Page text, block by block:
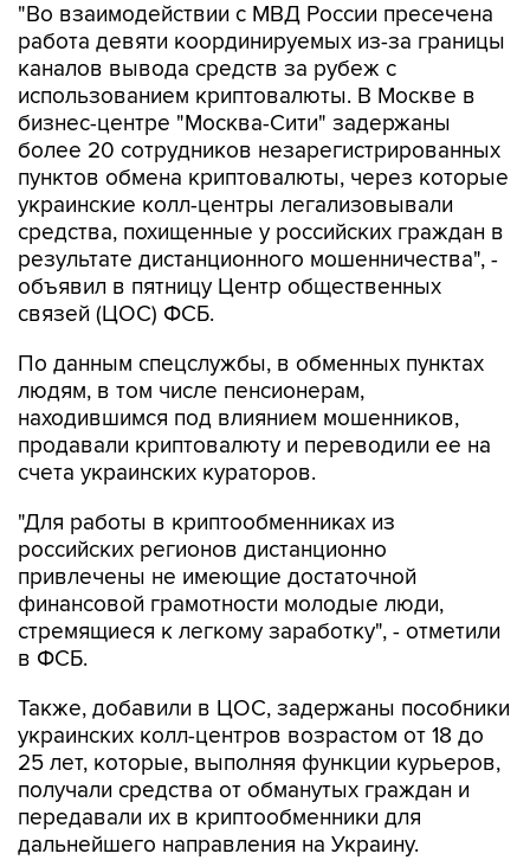
"Во взаимодействии с МВД России пресечена
работа девяти координируемых из-за границы
каналов вывода средств за рубеж с
использованием криптовалюты. В Москве в
бизнес-центре "Москва-Сити" задержаны
более 20 сотрудников незарегистрированных
пунктов обмена криптовалюты, через которые
украинские колл-центры легализовывали
средства, похищенные у российских граждан в
результате дистанционного мошенничества", -
объявил в пятницу Центр общественных
связей (ЦОС) ФСБ.
По данным спецслужбы, в обменных пунктах
людям, в том числе пенсионерам,
находившимся под влиянием мошенников,
продавали криптовалюту и переводили ее на
счета украинских кураторов.
"Для работы в криптообменниках из
российских регионов дистанционно
привлечены не имеющие достаточной
финансовой грамотности молодые люди,
стремящиеся к легкому заработку", - отметили
в ФСБ.
Также, добавили в ЦОС, задержаны пособники
украинских колл-центров возрастом от 18 до
25 лет, которые, выполняя функции курьеров,
получали средства от обманутых граждан и
передавали их в криптообменники для
дальнейшего направления на Украину.